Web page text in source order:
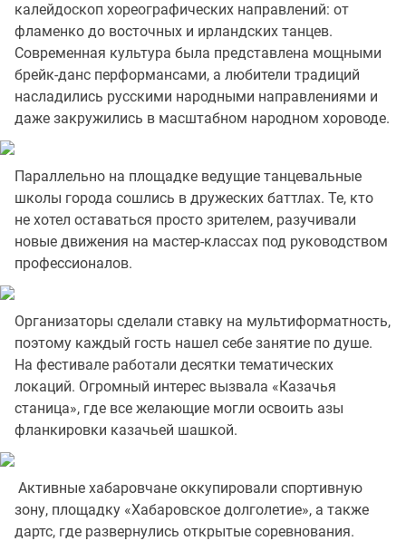
калейдоскоп хореографических направлений: от
фламенко до восточных и ирландских танцев.
Современная культура была представлена мощными
брейк-данс перформансами, а любители традиций
насладились русскими народными направлениями и
даже закружились в масштабном народном хороводе.
Параллельно на площадке ведущие танцевальные
школы города сошлись в дружеских баттлах. Те, кто
не хотел оставаться просто зрителем, разучивали
новые движения на мастер-классах под руководством
профессионалов.
Организаторы сделали ставку на мультиформатность,
поэтому каждый гость нашел себе занятие по душе.
На фестивале работали десятки тематических
локаций. Огромный интерес вызвала «Казачья
станица», где все желающие могли освоить азы
фланкировки казачьей шашкой.
Активные хабаровчане оккупировали спортивную
зону, площадку «Хабаровское долголетие», а также
дартс, где развернулись открытые соревнования.